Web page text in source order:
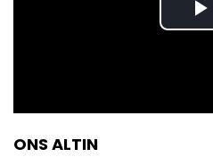
ONS ALTIN